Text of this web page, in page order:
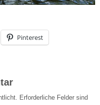
Pinterest
Erforderliche Felder sind